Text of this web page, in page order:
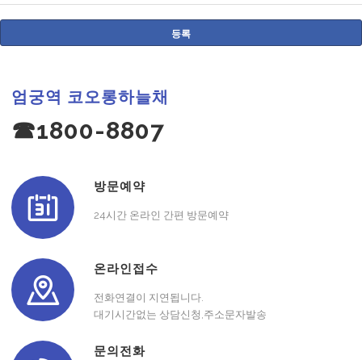
엄궁역 코오롱하늘채
☎1800-8807
방문예약
24시간 온라인 간편 방문예약
온라인접수
전화연결이 지연됩니다.
대기시간없는 상담신청,주소문자발송
문의전화